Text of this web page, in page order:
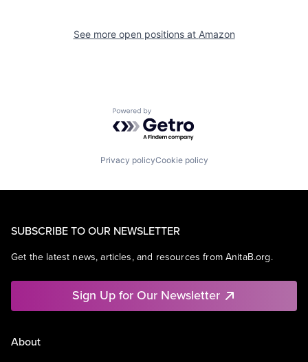
See more open positions at Amazon
Powered by Getro.com
Privacy policyCookie policy
SUBSCRIBE TO OUR NEWSLETTER
Get the latest news, articles, and resources from AnitaB.org.
Sign Up for Our Newsletter
About